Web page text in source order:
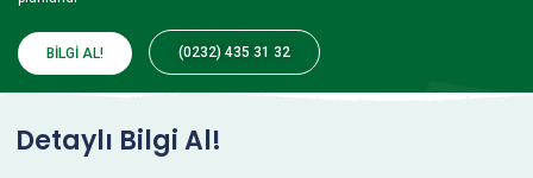
BİLGİ AL! (0232) 435 31 32
Detaylı Bilgi Al!